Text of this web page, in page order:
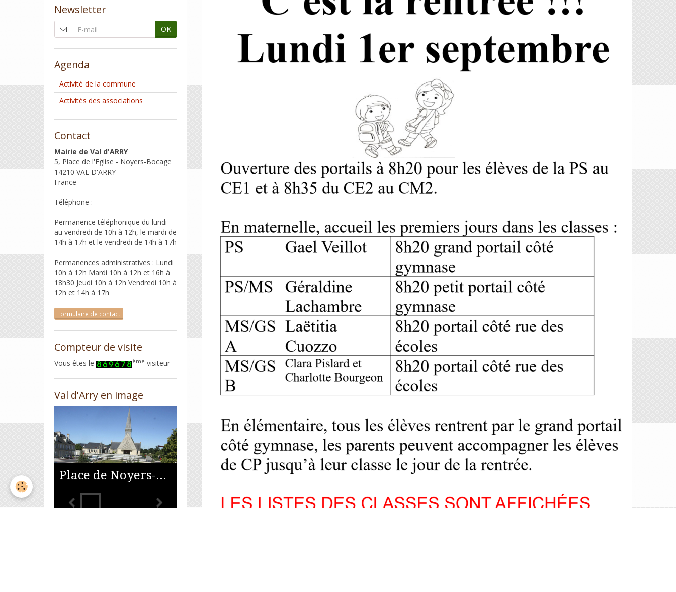
Newsletter
OK
Agenda
Activité de la commune
Activités des associations
Contact
Mairie de Val d'ARRY
5, Place de l'Eglise - Noyers-Bocage
14210 VAL D'ARRY
France
Téléphone :
Permanence téléphonique du lundi
au vendredi de 10h à 12h, le mardi de
14h à 17h et le vendredi de 14h à 17h
Permanences administratives : Lundi
10h à 12h Mardi 10h à 12h et 16h à
18h30 Jeudi 10h à 12h Vendredi 10h à
12h et 14h à 17h
Formulaire de contact
Compteur de visite
Vous êtes le ème visiteur
Val d'Arry en image
Place de Noyers-Bocage